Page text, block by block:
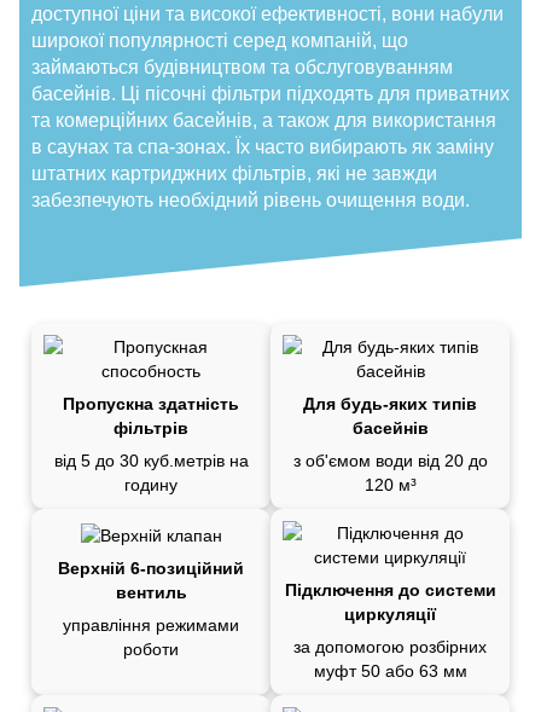
доступної ціни та високої ефективності, вони набули
широкої популярності серед компаній, що
займаються будівництвом та обслуговуванням
басейнів. Ці пісочні фільтри підходять для приватних
та комерційних басейнів, а також для використання
в саунах та спа-зонах. Їх часто вибирають як заміну
штатних картриджних фільтрів, які не завжди
забезпечують необхідний рівень очищення води.
Пропускна здатність
фільтрів
від 5 до 30 куб.метрів на
годину
Для будь-яких типів
басейнів
з об'ємом води від 20 до
120 м³
Верхній 6-позиційний
вентиль
управління режимами
роботи
Підключення до системи
циркуляції
за допомогою розбірних
муфт 50 або 63 мм